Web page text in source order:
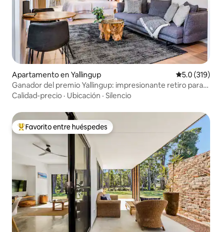
Apartamento en Yallingup Calificación
5.0 (319)
Ganador del premio Yallingup: impresionante retiro para
parejas
Calidad-precio · Ubicación · Silencio
Favorito entre huéspedes preferido
Favorito entre huéspedes